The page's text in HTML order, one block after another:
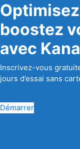
boostez
avec
Inscrivez-vous
jours d’essai sans
Démarrer